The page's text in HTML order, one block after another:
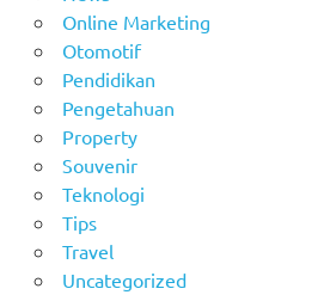
Online Marketing
Otomotif
Pendidikan
Pengetahuan
Property
Souvenir
Teknologi
Tips
Travel
Uncategorized